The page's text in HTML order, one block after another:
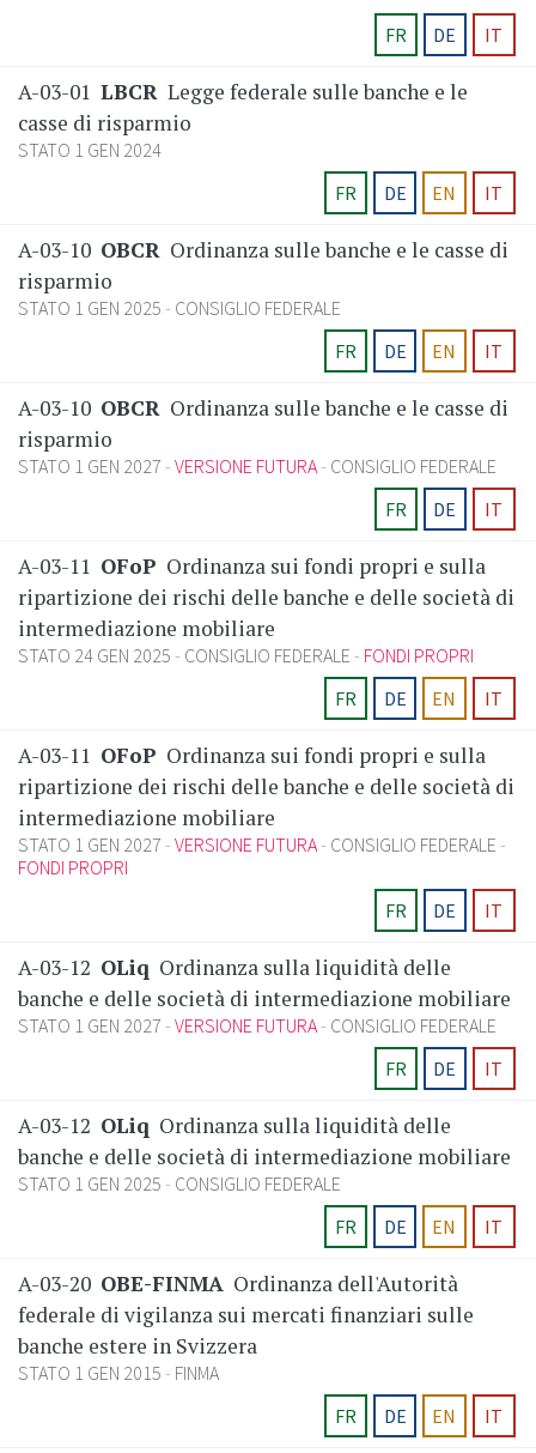
FR
DE IT
A-03-01 LBCR Legge federale sulle banche e le
casse di risparmio
STATO 1 GEN 2024
FR
DE EN IT
A-03-10 OBCR Ordinanza sulle banche e le casse di
risparmio
STATO 1 GEN 2025
CONSIGLIO FEDERALE
FR
DE EN IT
A-03-10 OBCR Ordinanza sulle banche e le casse di
risparmio
STATO 1 GEN 2027 VERSIONE FUTURA CONSIGLIO FEDERALE
FR
DE IT
A-03-11 OFoP Ordinanza sui fondi propri e sulla
ripartizione dei rischi delle banche e delle società di
intermediazione mobiliare
STATO 24 GEN 2025 CONSIGLIO FEDERALE
FONDI PROPRI
FR
DE EN IT
A-03-11 OFoP Ordinanza sui fondi propri e sulla
ripartizione dei rischi delle banche e delle società di
intermediazione mobiliare
STATO 1 GEN 2027 VERSIONE FUTURA CONSIGLIO FEDERALE
FONDI PROPRI
FR
DE IT
A-03-12 OLiq Ordinanza sulla liquidità delle
banche e delle società di intermediazione mobiliare
STATO 1 GEN 2027 VERSIONE FUTURA CONSIGLIO FEDERALE
FR
DE IT
A-03-12 OLiq Ordinanza sulla liquidità delle
banche e delle società di intermediazione mobiliare
STATO 1 GEN 2025
CONSIGLIO FEDERALE
FR
DE EN IT
A-03-20 OBE-FINMA Ordinanza dell'Autorità
federale di vigilanza sui mercati finanziari sulle
banche estere in Svizzera
STATO 1 GEN 2015
FINMA
FR
DE EN IT